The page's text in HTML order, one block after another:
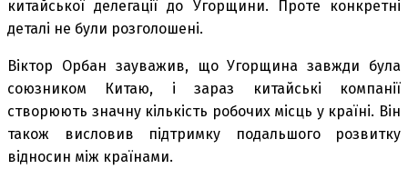
китайської делегації до Угорщини. Проте конкретні
деталі не були розголошені.
Віктор Орбан зауважив, що Угорщина завжди була
союзником Китаю, і зараз китайські компанії
створюють значну кількість робочих місць у країні. Він
також висловив підтримку подальшого розвитку
відносин між країнами.